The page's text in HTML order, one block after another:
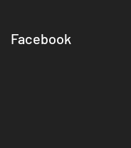
Facebook